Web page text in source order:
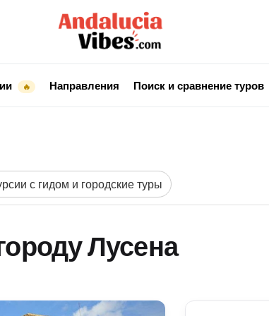
🔥 Направления Поиск и сравнение туров
с гидом и городские туры
Лусена